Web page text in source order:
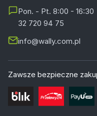
Pon. - Pt. 8:00 - 16:30
32 720 94 75
info@wally.com.pl
Zawsze bezpieczne